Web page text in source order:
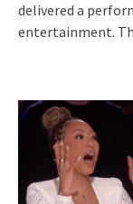
delivered a
entertainment.